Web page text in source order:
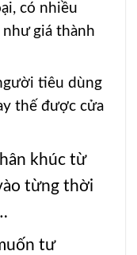
có nhiều
như giá thành
tiêu dùng
thế được cửa
khúc từ
từng thời
tư